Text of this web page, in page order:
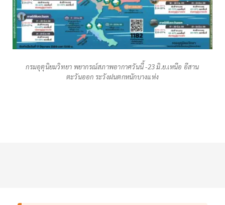
กรมอุตุนิยมวิทยา พยากรณ์สภาพอากาศวันนี้ -23 มิ.ย.เหนือ อีสาน
ตะวันออก ระวังฝนตกหนักบางแห่ง